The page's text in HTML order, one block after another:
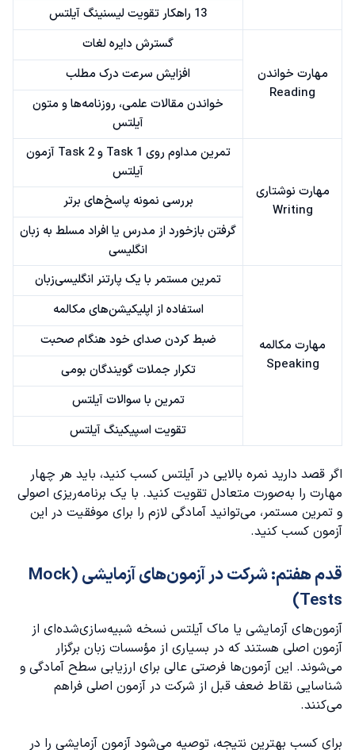
13 راهکار
تقویت لیسنینگ آیلتس
مهارت خواندن
Reading
گسترش دایره لغات
افزایش سرعت درک مطلب
خواندن مقالات علمی، روزنامه‌ها و متون
آیلتس
مهارت نوشتاری
Writing
تمرین مداوم روی Task 1 و Task 2 آزمون
آیلتس
بررسی نمونه پاسخ‌های برتر
گرفتن بازخورد از مدرس یا افراد مسلط به زبان
انگلیسی
مهارت مکالمه
Speaking
تمرین مستمر با یک پارتنر انگلیسی‌زبان
استفاده از اپلیکیشن‌های مکالمه
ضبط کردن صدای خود هنگام صحبت
تکرار جملات گویندگان بومی
تمرین با سوالات آیلتس
تقویت اسپیکینگ آیلتس
اگر قصد دارید نمره بالایی در آیلتس کسب کنید، باید هر چهار
مهارت را به‌صورت متعادل تقویت کنید. با یک برنامه‌ریزی اصولی
و تمرین مستمر، می‌توانید آمادگی لازم را برای موفقیت در این
آزمون کسب کنید.
قدم هفتم: شرکت در آزمون‌های آزمایشی (Mock
Tests)
آزمون‌های آزمایشی یا ماک آیلتس نسخه شبیه‌سازی‌شده‌ای از
آزمون اصلی هستند که در بسیاری از مؤسسات زبان برگزار
می‌شوند. این آزمون‌ها فرصتی عالی برای ارزیابی سطح آمادگی و
شناسایی نقاط ضعف قبل از شرکت در آزمون اصلی فراهم
می‌کنند.
برای کسب بهترین نتیجه، توصیه می‌شود آزمون آزمایشی را در